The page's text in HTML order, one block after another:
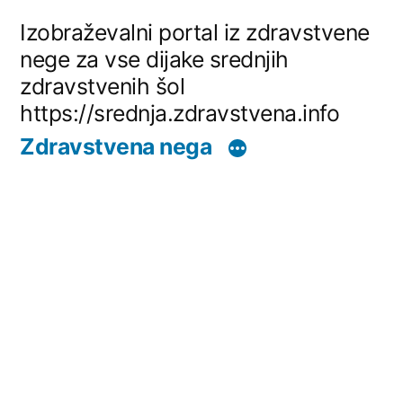
content
Izobraževalni portal iz zdravstvene
nege za vse dijake srednjih
zdravstvenih šol
https://srednja.zdravstvena.info
Zdravstvena nega